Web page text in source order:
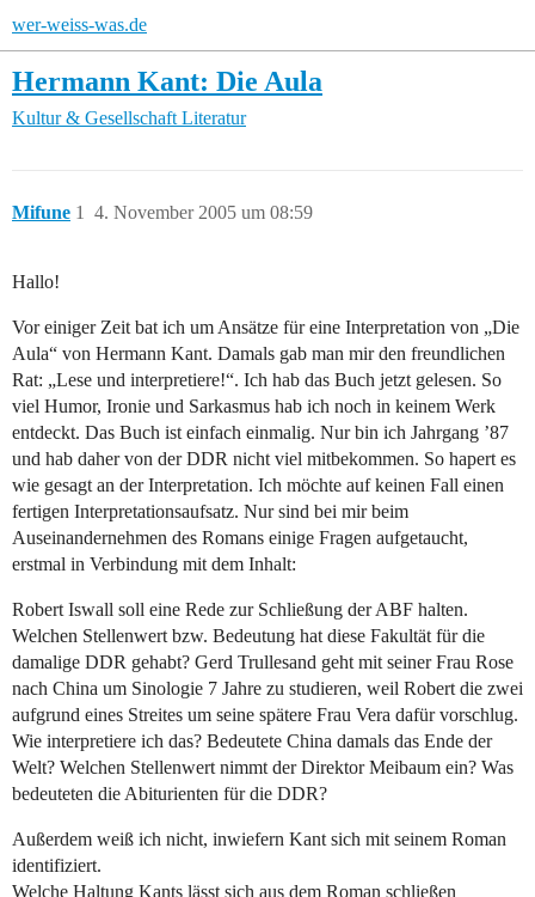
wer-weiss-was.de
Hermann Kant: Die Aula
Kultur & Gesellschaft Literatur
Mifune 4. November 2005 um 08:59
1
Hallo!
Vor einiger Zeit bat ich um Ansätze für eine Interpretation von „Die
Aula“ von Hermann Kant. Damals gab man mir den freundlichen
Rat: „Lese und interpretiere!“. Ich hab das Buch jetzt gelesen. So
viel Humor, Ironie und Sarkasmus hab ich noch in keinem Werk
entdeckt. Das Buch ist einfach einmalig. Nur bin ich Jahrgang ’87
und hab daher von der DDR nicht viel mitbekommen. So hapert es
wie gesagt an der Interpretation. Ich möchte auf keinen Fall einen
fertigen Interpretationsaufsatz. Nur sind bei mir beim
Auseinandernehmen des Romans einige Fragen aufgetaucht,
erstmal in Verbindung mit dem Inhalt:
Robert Iswall soll eine Rede zur Schließung der ABF halten.
Welchen Stellenwert bzw. Bedeutung hat diese Fakultät für die
damalige DDR gehabt? Gerd Trullesand geht mit seiner Frau Rose
nach China um Sinologie 7 Jahre zu studieren, weil Robert die zwei
aufgrund eines Streites um seine spätere Frau Vera dafür vorschlug.
Wie interpretiere ich das? Bedeutete China damals das Ende der
Welt? Welchen Stellenwert nimmt der Direktor Meibaum ein? Was
bedeuteten die Abiturienten für die DDR?
Außerdem weiß ich nicht, inwiefern Kant sich mit seinem Roman
identifiziert.
Welche Haltung Kants lässt sich aus dem Roman schließen